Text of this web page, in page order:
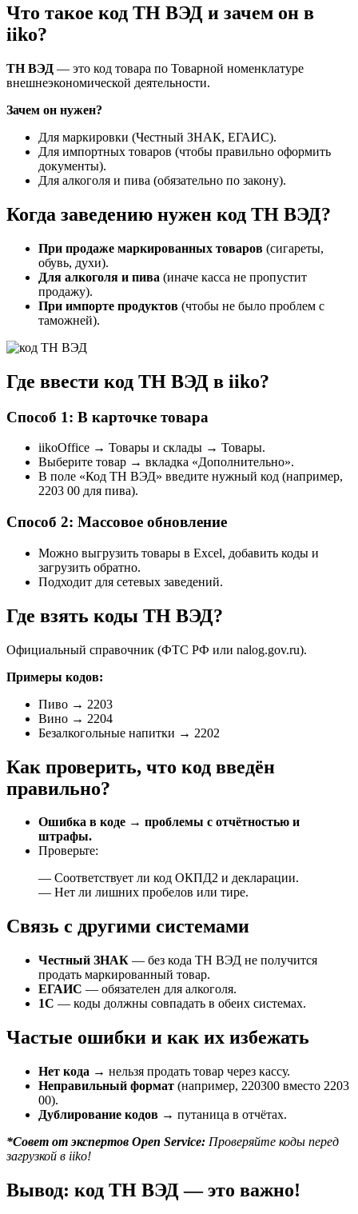
Что такое код ТН ВЭД и зачем он в
iiko?
ТН ВЭД — это код товара по Товарной номенклатуре
внешнеэкономической деятельности.
Зачем он нужен?
Для маркировки (Честный ЗНАК, ЕГАИС).
Для импортных товаров (чтобы правильно оформить
документы).
Для алкоголя и пива (обязательно по закону).
Когда заведению нужен код ТН ВЭД?
При продаже маркированных товаров (сигареты,
обувь, духи).
Для алкоголя и пива (иначе касса не пропустит
продажу).
При импорте продуктов (чтобы не было проблем с
таможней).
Где ввести код ТН ВЭД в iiko?
Способ 1: В карточке товара
iikoOffice → Товары и склады → Товары.
Выберите товар → вкладка «Дополнительно».
В поле «Код ТН ВЭД» введите нужный код (например,
2203 00 для пива).
Способ 2: Массовое обновление
Можно выгрузить товары в Excel, добавить коды и
загрузить обратно.
Подходит для сетевых заведений.
Где взять коды ТН ВЭД?
Официальный справочник (ФТС РФ или nalog.gov.ru).
Примеры кодов:
Пиво → 2203
Вино → 2204
Безалкогольные напитки → 2202
Как проверить, что код введён
правильно?
Ошибка в коде → проблемы с отчётностью и
штрафы.
Проверьте:
— Соответствует ли код ОКПД2 и декларации.
— Нет ли лишних пробелов или тире.
Связь с другими системами
Честный ЗНАК — без кода ТН ВЭД не получится
продать маркированный товар.
ЕГАИС — обязателен для алкоголя.
1С — коды должны совпадать в обеих системах.
Частые ошибки и как их избежать
Нет кода → нельзя продать товар через кассу.
Неправильный формат (например, 220300 вместо 2203
00).
Дублирование кодов → путаница в отчётах.
*Совет от экспертов Open Service: Проверяйте коды перед
загрузкой в iiko!
Вывод: код ТН ВЭД — это важно!